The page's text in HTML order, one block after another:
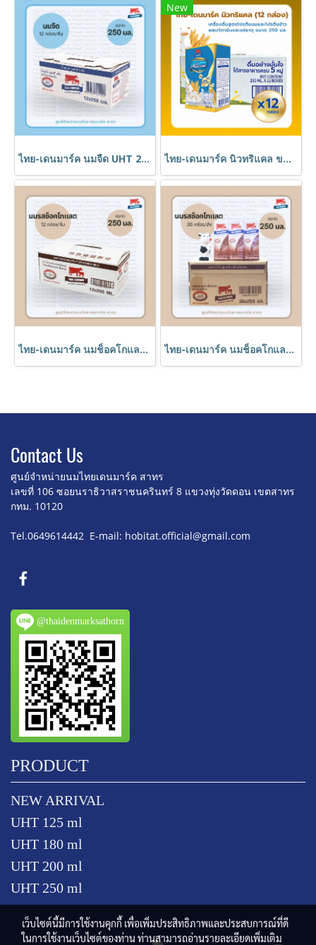
ไทย-เดนมาร์ค นมจืด UHT 250 ml (แพ็ค 12) // Thai-Denmark Plain Milk 250 ml (12 Boxes)
New
ไทย-เดนมาร์ค นิวทริแคล ขนาด 250 มล. (12 กล่อง) // Thai-Denmark NutriCal 250 ml (12 Boxes)
ไทย-เดนมาร์ค นมช็อคโกแลต UHT 250 ml (แพ็ค 12) // Chocolate Milk 250 ml (12 Boxes) ไทย-เดนมาร์ค นมช็อคโกแลต UHT 250 ml // Chocolate Milk 250 ml (36 Boxes)
Contact Us
ศูนย์จำหน่ายนมไทยเดนมาร์ค สาทร
เลขที่ 106 ซอยนราธิวาสราชนครินทร์ 8 แขวงทุ่งวัดดอน เขตสาทร
กทม. 10120
Tel.0649614442 E-mail: hobitat.official@gmail.com
@thaidenmarksathorn
PRODUCT
NEW ARRIVAL
UHT 125 ml
UHT 180 ml
UHT 200 ml
UHT 250 ml
เว็บไซต์นี้มีการใช้งานคุกกี้ เพื่อเพิ่มประสิทธิภาพและประสบการณ์ที่ดี
ในการใช้งานเว็บไซต์ของท่าน ท่านสามารถอ่านรายละเอียดเพิ่มเติม